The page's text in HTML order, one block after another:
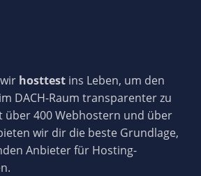
hosttest ins Leben, um den
DACH-Raum transparenter zu
über 400 Webhostern und über
wir dir die beste Grundlage,
Anbieter für Hosting-